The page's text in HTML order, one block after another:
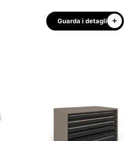
Guarda i detagli